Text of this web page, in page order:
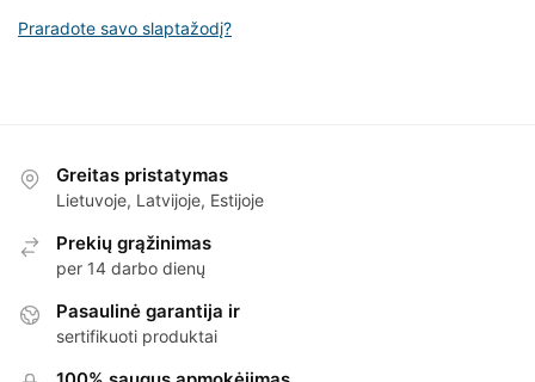
Praradote savo slaptažodį?
Greitas pristatymas
Lietuvoje, Latvijoje, Estijoje
Prekių grąžinimas
per 14 darbo dienų
Pasaulinė garantija ir
sertifikuoti produktai